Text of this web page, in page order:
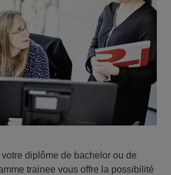
diplôme de bachelor ou de
trainee vous offre la possibilité